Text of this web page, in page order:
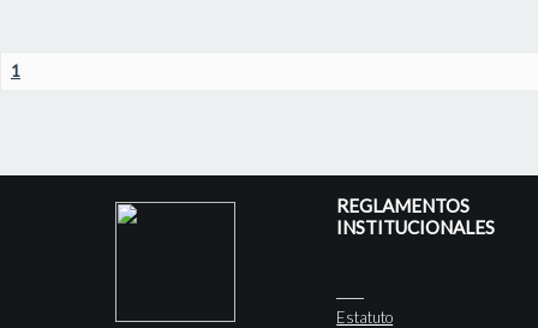
1
REGLAMENTOS
INSTITUCIONALES
Estatuto